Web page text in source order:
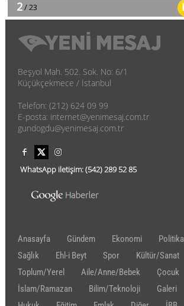
Beşyol Mah. 502. Sok. No: 6/1
Küçükçekmece / İstanbul
Telefon: (212) 624 09 99
E-posta: internet@yenimesaj.com.tr
gundogdu@yenimesaj.com.tr
WhatsApp iletişim:(542) 289 52 85
Anasayfa Gündem Ekonomi Politika
Sağlık
Ehl-i Beyt Spor
Kültür/Sanat
Toplum/Yerel
Aile/Anne/Bebek
Çocuk
İslam/Ramazan
Bilim/Teknoloji Galeri